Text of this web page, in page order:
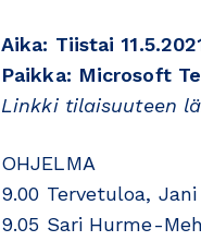
Aika: Tiistai
Paikka: Microsoft
Linkki tilaisuuteen
OHJELMA
9.00 Tervetuloa,
9.05 Sari Hurme-